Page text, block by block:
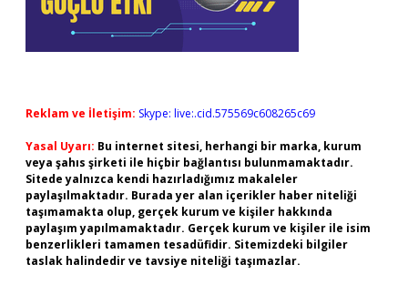
Reklam ve İletişim: Skype: live:.cid.575569c608265c69
Yasal Uyarı: Bu internet sitesi, herhangi bir marka, kurum
veya şahıs şirketi ile hiçbir bağlantısı bulunmamaktadır.
Sitede yalnızca kendi hazırladığımız makaleler
paylaşılmaktadır. Burada yer alan içerikler haber niteliği
taşımamakta olup, gerçek kurum ve kişiler hakkında
paylaşım yapılmamaktadır. Gerçek kurum ve kişiler ile isim
benzerlikleri tamamen tesadüfidir. Sitemizdeki bilgiler
taslak halindedir ve tavsiye niteliği taşımazlar.